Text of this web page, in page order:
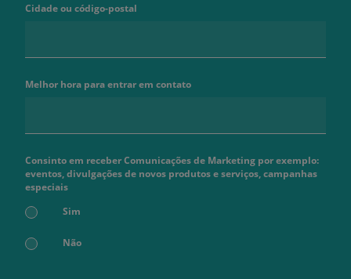
Cidade ou código-postal
Melhor hora para entrar em contato
Consinto em receber Comunicações de Marketing por exemplo:
eventos, divulgações de novos produtos e serviços, campanhas
especiais
Sim
Não